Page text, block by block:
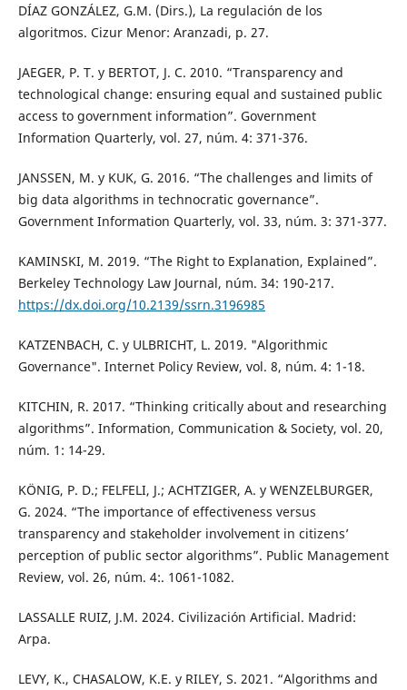
DÍAZ GONZÁLEZ, G.M. (Dirs.), La regulación de los
algoritmos. Cizur Menor: Aranzadi, p. 27.
JAEGER, P. T. y BERTOT, J. C. 2010. “Transparency and
technological change: ensuring equal and sustained public
access to government information”. Government
Information Quarterly, vol. 27, núm. 4: 371-376.
JANSSEN, M. y KUK, G. 2016. “The challenges and limits of
big data algorithms in technocratic governance”.
Government Information Quarterly, vol. 33, núm. 3: 371-377.
KAMINSKI, M. 2019. “The Right to Explanation, Explained”.
Berkeley Technology Law Journal, núm. 34: 190-217.
https://dx.doi.org/10.2139/ssrn.3196985
KATZENBACH, C. y ULBRICHT, L. 2019. "Algorithmic
Governance". Internet Policy Review, vol. 8, núm. 4: 1-18.
KITCHIN, R. 2017. “Thinking critically about and researching
algorithms”. Information, Communication & Society, vol. 20,
núm. 1: 14-29.
KÖNIG, P. D.; FELFELI, J.; ACHTZIGER, A. y WENZELBURGER,
G. 2024. “The importance of effectiveness versus
transparency and stakeholder involvement in citizens’
perception of public sector algorithms”. Public Management
Review, vol. 26, núm. 4:. 1061-1082.
LASSALLE RUIZ, J.M. 2024. Civilización Artificial. Madrid:
Arpa.
LEVY, K., CHASALOW, K.E. y RILEY, S. 2021. “Algorithms and